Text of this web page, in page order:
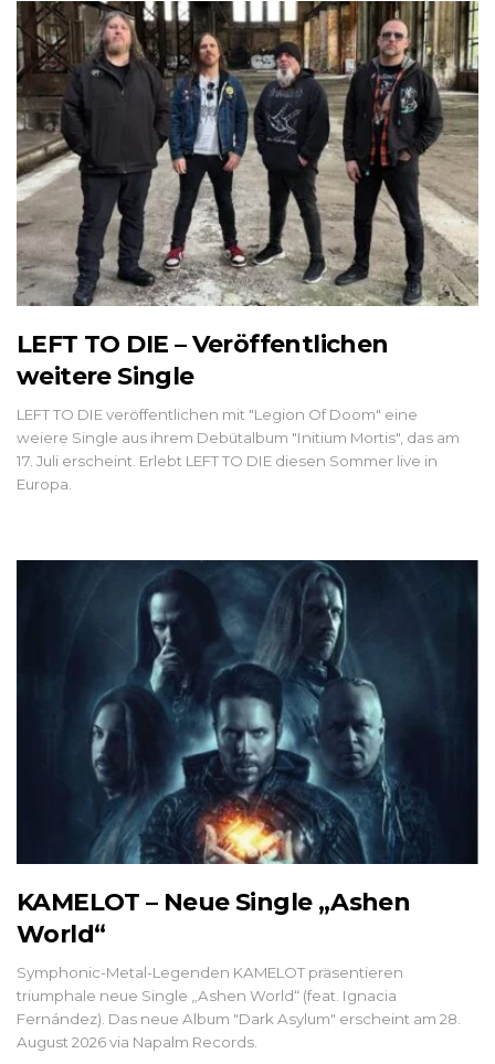
LEFT TO DIE – Veröffentlichen
weitere Single
LEFT TO DIE veröffentlichen mit "Legion Of Doom" eine
weiere Single aus ihrem Debütalbum "Initium Mortis", das am
17. Juli erscheint. Erlebt LEFT TO DIE diesen Sommer live in
Europa.
KAMELOT – Neue Single „Ashen
World“
Symphonic-Metal-Legenden KAMELOT präsentieren
triumphale neue Single „Ashen World“ (feat. Ignacia
Fernández). Das neue Album "Dark Asylum" erscheint am 28.
August 2026 via Napalm Records.